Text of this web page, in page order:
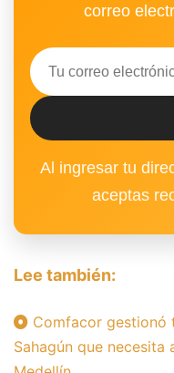
correo
Al ingresar tu
aceptas
Lee también:
Comfacor gestionó
Sahagún que necesita